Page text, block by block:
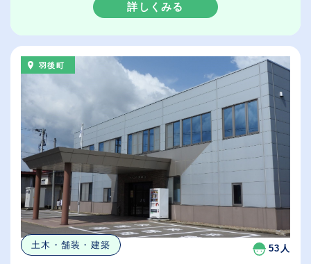
詳しくみる
羽後町
土木・舗装・建築 53人